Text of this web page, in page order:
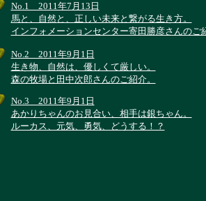
No.1 2011年7月13日
馬と、自然と、正しい未来と繋がる生き方。
インフォメーションセンター寄田勝彦さんのご
No.2 2011年9月1日
生き物、自然は、優しくて厳しい。
森の牧場と田中次郎さんのご紹介。
No.3 2011年9月1日
あかりちゃんのお見合い、相手は銀ちゃん。
ルーカス、元気、勇気、どうする！？